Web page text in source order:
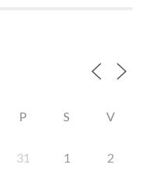
P S V
31 1 2